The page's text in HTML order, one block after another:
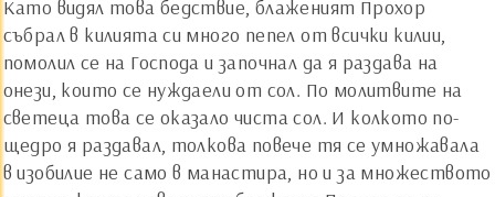
Като видял това бедствие, блаженият Прохор
събрал в килията си много пепел от всички килии,
помолил се на Господа и започнал да я раздава на
онези, които се нуждаели от сол. По молитвите на
светеца това се оказало чиста сол. И колкото по-
щедро я раздавал, толкова повече тя се умножавала
в изобилие не само в манастира, но и за множеството